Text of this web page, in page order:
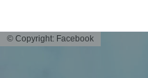
© Copyright: Facebook